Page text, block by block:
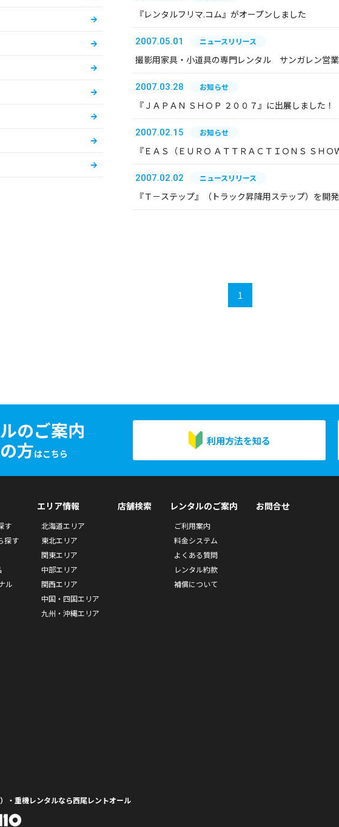
『レンタルフリマ.コム』がオープンしました
2007.05.01 ニュースリリース
撮影用家具・小道具の専門レンタル サンガレン営
2007.03.28 お知らせ
『ＪＡＰＡＮ ＳＨＯＰ ２００７』に出展しました！
2007.02.15 お知らせ
『ＥＡＳ（ＥＵＲＯ ＡＴＴＲＡＣＴＩＯＮＳ ＳＨ
2007.02.02 ニュースリリース
『Ｔ－ステップ』（トラック昇降用ステップ）を開
1
のご案内
方はこちら
利用方法を知る
す
探す
ル
エリア情報
北海道エリア
東北エリア
関東エリア
中部エリア
関西エリア
中国・四国エリア
九州・沖縄エリア
店舗検索 レンタルのご案内
ご利用案内
料金システム
よくある質問
レンタル約款
補償について
お問合せ
・重機レンタルなら西尾レントオール